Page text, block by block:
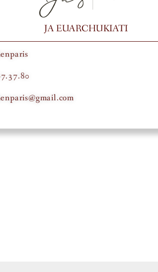
JA EUARCHUKIATI